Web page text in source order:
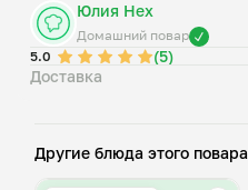
Юлия Нех
Домашний повар
5.0
(5)
Доставка
Другие блюда этого повара